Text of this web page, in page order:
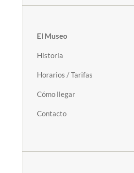
El Museo
Historia
Horarios / Tarifas
Cómo llegar
Contacto